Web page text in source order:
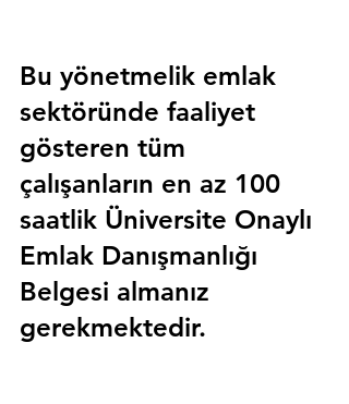
Bu yönetmelik emlak
sektöründe faaliyet
gösteren tüm
çalışanların en az 100
saatlik Üniversite Onaylı
Emlak Danışmanlığı
Belgesi almanız
gerekmektedir.